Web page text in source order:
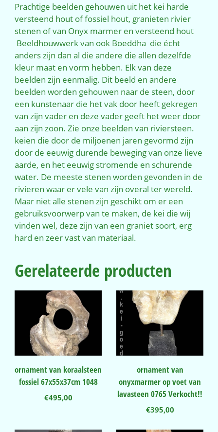
Prachtige beelden gehouwen uit het kei harde
versteend hout of fossiel hout, granieten rivier
stenen of van Onyx marmer en versteend hout
Beeldhouwwerk van ook Boeddha die écht
anders zijn dan al die andere die allen dezelfde
kleur maat en vorm hebben. Elk van deze
beelden zijn eenmalig. Dit beeld en andere
beelden worden gehouwen naar de steen, door
een kunstenaar die het vak door heeft gekregen
van zijn vader en deze vader geeft het weer door
aan zijn zoon. Zie onze beelden van riviersteen.
keien die door de miljoenen jaren gevormd zijn
door de eeuwig durende beweging van onze lieve
aarde, en het eeuwig stromende en schurende
water. De meeste stenen worden gevonden in de
rivieren waar er vele van zijn overal ter wereld.
Maar niet alle stenen zijn geschikt om er een
gebruiksvoorwerp van te maken, de kei die wij
vinden wel, deze zijn van een graniet soort, erg
hard en zeer vast van materiaal.
Gerelateerde producten
ornament van koraalsteen
fossiel 67x55x37cm 1048
€495,00
ornament van
onyxmarmer op voet van
lavasteen 0765 Verkocht!!
€395,00